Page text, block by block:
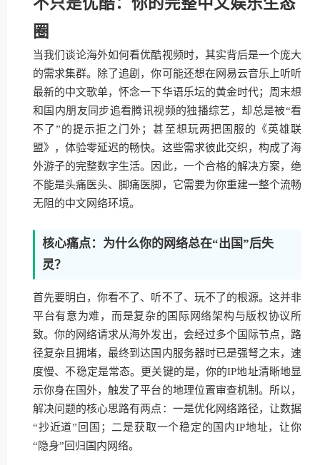
圈
当我们谈论海外如何看优酷视频时，其实背后是一个庞大
的需求集群。除了追剧，你可能还想在网易云音乐上听听
最新的中文歌单，怀念一下华语乐坛的黄金时代；周末想
和国内朋友同步追看腾讯视频的独播综艺，却总是被“看
不了”的提示拒之门外；甚至想玩两把国服的《英雄联
盟》，体验零延迟的畅快。这些需求彼此交织，构成了海
外游子的完整数字生活。因此，一个合格的解决方案，绝
不能是头痛医头、脚痛医脚，它需要为你重建一整个流畅
无阻的中文网络环境。
核心痛点：为什么你的网络总在“出国”后失
灵？
首先要明白，你看不了、听不了、玩不了的根源。这并非
平台有意为难，而是复杂的国际网络架构与版权协议所
致。你的网络请求从海外发出，会经过多个国际节点，路
径复杂且拥堵，最终到达国内服务器时已是强弩之末，速
度慢、不稳定是常态。更关键的是，你的IP地址清晰地显
示你身在国外，触发了平台的地理位置审查机制。所以，
解决问题的核心思路有两点：一是优化网络路径，让数据
“抄近道”回国；二是获取一个稳定的国内IP地址，让你
“隐身”回归国内网络。